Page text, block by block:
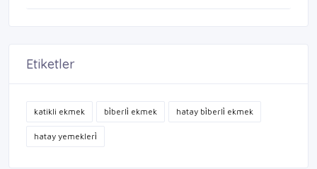
Etiketler
katikli ekmek bi̇berli̇ ekmek hatay bi̇berli̇ ekmek
hatay yemekleri̇